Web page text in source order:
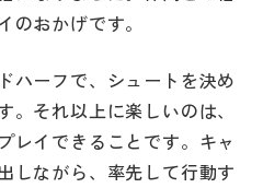
おかげです。
ハーフで、シュートを決め
それ以上に楽しいのは、
レイできることです。キャ
しながら、率先して行動す